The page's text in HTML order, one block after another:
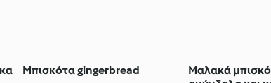
Μπισκότα gingerbread
Μαλακά